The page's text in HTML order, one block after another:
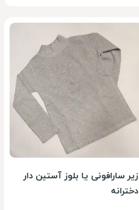
زیر سارافونی یا بلوز آستین دار
دخترانه